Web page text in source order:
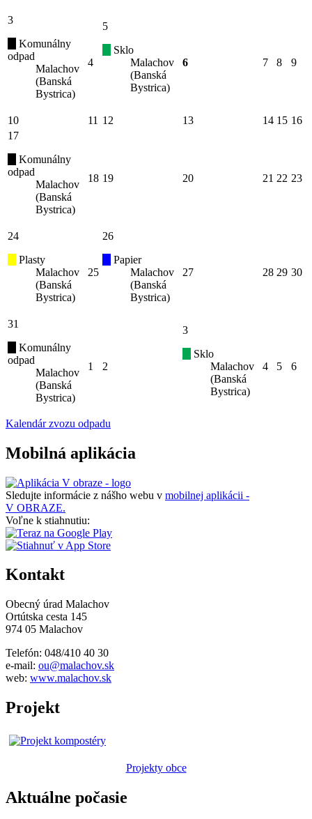
3
Komunálny
odpad
Malachov
(Banská
Bystrica)
4
5
Sklo
Malachov
(Banská
Bystrica)
6 7 8 9
10 11 12 13 14 15 16
17
Komunálny
odpad
Malachov
(Banská
Bystrica)
18 19 20 21 22 23
24
Plasty
Malachov
(Banská
Bystrica)
25
26
Papier
Malachov
(Banská
Bystrica)
27 28 29 30
31
Komunálny
odpad
Malachov
(Banská
Bystrica)
1 2
3
Sklo
Malachov
(Banská
Bystrica)
4 5 6
Kalendár zvozu odpadu
Mobilná aplikácia
Sledujte informácie z nášho webu v mobilnej aplikácii -
V OBRAZE.
Voľne k stiahnutiu:
Kontakt
Obecný úrad Malachov
Ortútska cesta 145
974 05 Malachov
Telefón: 048/410 40 30
e-mail: ou@malachov.sk
web: www.malachov.sk
Projekt
Projekty obce
Aktuálne počasie